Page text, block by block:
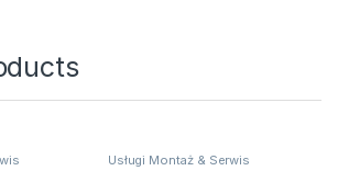
Usługi Montaż & Serwis